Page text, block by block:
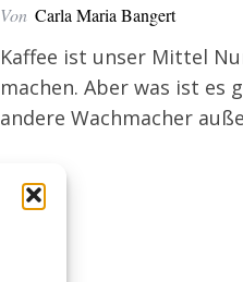
Von Carla Maria Bangert
Kaffee ist unser Mittel
machen. Aber was ist es
andere Wachmacher